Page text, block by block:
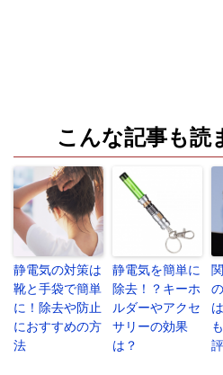
こんな記事も読
静電気の対策は
靴と手袋で簡単
に！除去や防止
におすすめの方
法
静電気を簡単に
除去！？キーホ
ルダーやアクセ
サリーの効果
は？